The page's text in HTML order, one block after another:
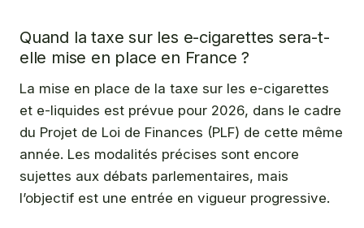
Quand la taxe sur les e-cigarettes sera-t-
elle mise en place en France ?
La mise en place de la taxe sur les e-cigarettes
et e-liquides est prévue pour 2026, dans le cadre
du Projet de Loi de Finances (PLF) de cette même
année. Les modalités précises sont encore
sujettes aux débats parlementaires, mais
l’objectif est une entrée en vigueur progressive.